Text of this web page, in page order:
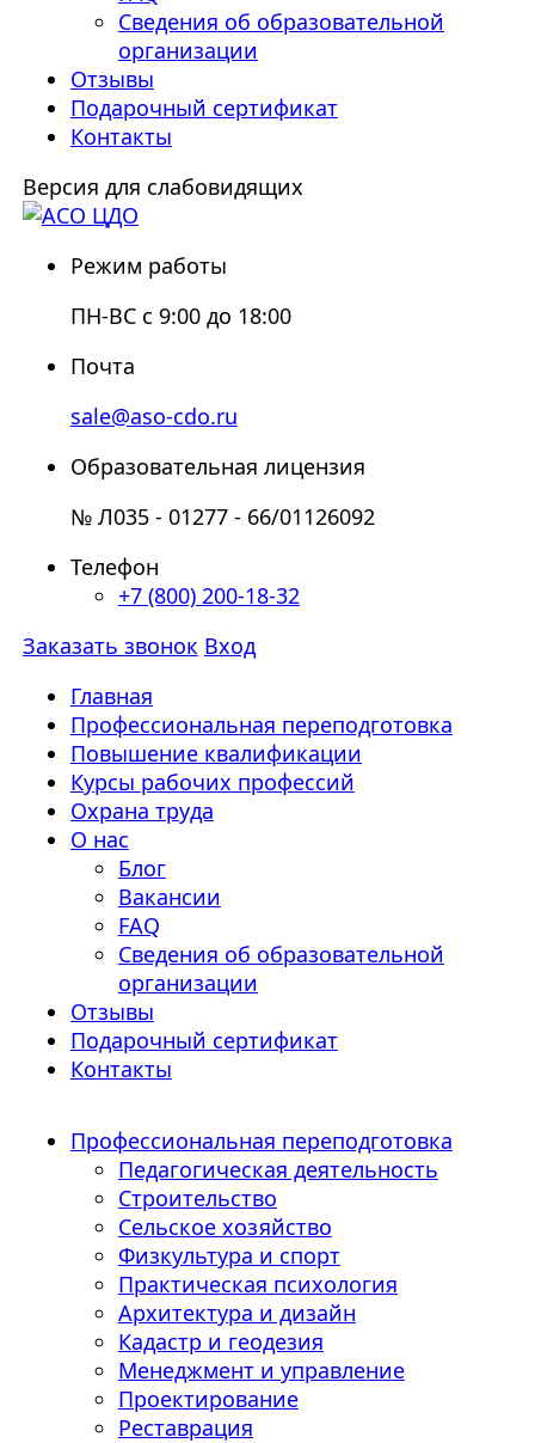
Сведения об образовательной
организации
Отзывы
Подарочный сертификат
Контакты
Версия для слабовидящих
Режим работы
ПН-ВС с 9:00 до 18:00
Почта
sale@aso-cdo.ru
Образовательная лицензия
№ Л035 - 01277 - 66/01126092
Телефон
+7 (800) 200-18-32
Заказать звонок Вход
Главная
Профессиональная переподготовка
Повышение квалификации
Курсы рабочих профессий
Охрана труда
О нас
Блог
Вакансии
FAQ
Сведения об образовательной
организации
Отзывы
Подарочный сертификат
Контакты
Профессиональная переподготовка
Педагогическая деятельность
Строительство
Сельское хозяйство
Физкультура и спорт
Практическая психология
Архитектура и дизайн
Кадастр и геодезия
Менеджмент и управление
Проектирование
Реставрация